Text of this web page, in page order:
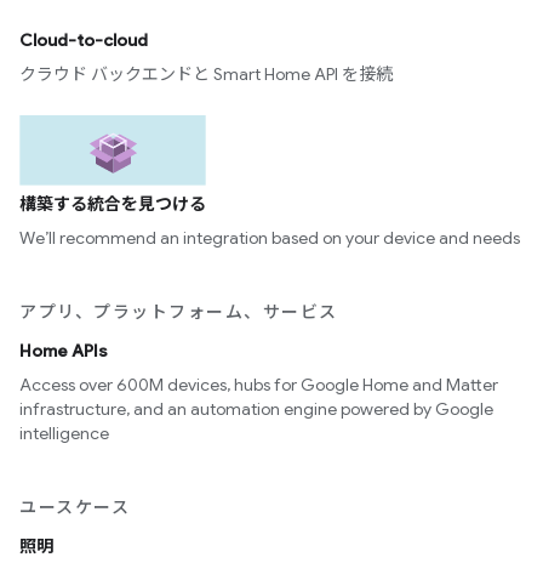
Cloud-to-cloud
クラウド バックエンドと Smart Home API を接続
構築する統合を見つける
We’ll recommend an integration based on your device and needs
アプリ、プラットフォーム、サービス
Home APIs
Access over 600M devices, hubs for Google Home and Matter
infrastructure, and an automation engine powered by Google
intelligence
ユースケース
照明